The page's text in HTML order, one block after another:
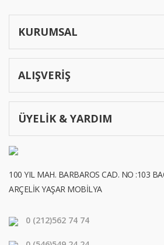
KURUMSAL
ALIŞVERİŞ
ÜYELİK & YARDIM
100 YIL MAH. BARBAROS CAD. NO :103
ARÇELİK YAŞAR MOBİLYA
0 (212)562 74 74